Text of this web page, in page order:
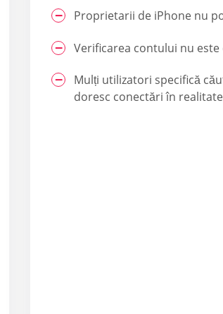
Proprietarii de iPhone nu
Verificarea contului nu
Mulți utilizatori specifică
doresc conectări în